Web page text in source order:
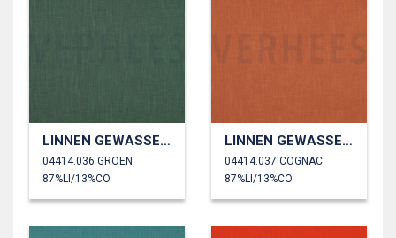
LINNEN GEWASSEN 230 GM2
04414.036 GROEN
87%LI/13%CO
LINNEN GEWASSEN 230 GM2
04414.037 COGNAC
87%LI/13%CO